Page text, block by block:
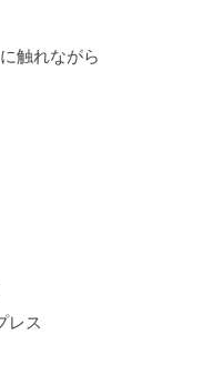
触れながら
レス